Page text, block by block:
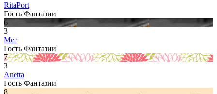
RitaPort
Гость Фантазии
6
3
Мег
Гость Фантазии
7
3
Anetta
Гость Фантазии
8